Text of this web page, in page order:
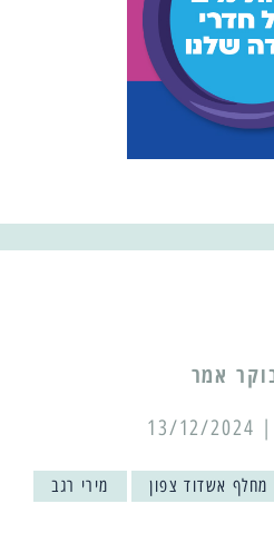
מחלף אשדוד צפון מירי רגב